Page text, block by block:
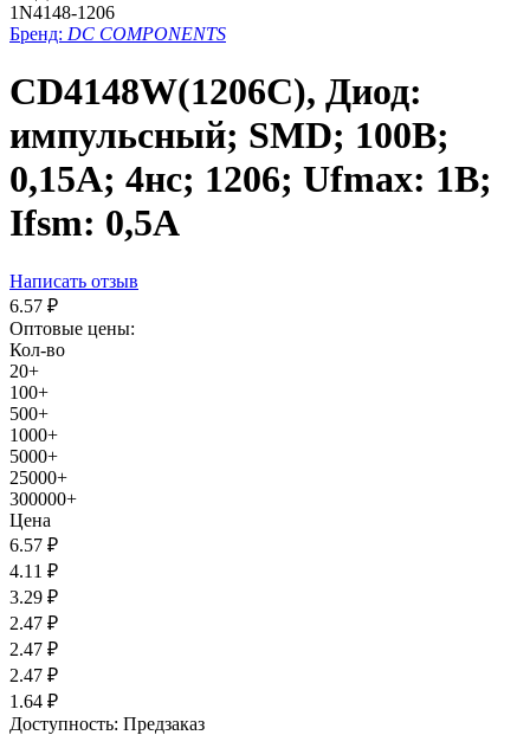
1N4148-1206
Бренд: DC COMPONENTS
CD4148W(1206C), Диод:
импульсный; SMD; 100В;
0,15А; 4нс; 1206; Ufmax: 1В;
Ifsm: 0,5А
Написать отзыв
6.57 ₽
Оптовые цены:
Кол-во
20+
100+
500+
1000+
5000+
25000+
300000+
Цена
6.57 ₽
4.11 ₽
3.29 ₽
2.47 ₽
2.47 ₽
2.47 ₽
1.64 ₽
Доступность: Предзаказ